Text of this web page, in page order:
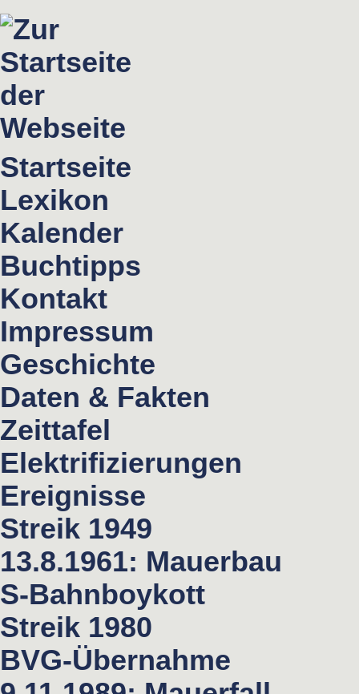
Startseite
Lexikon
Kalender
Buchtipps
Kontakt
Impressum
Geschichte
Daten & Fakten
Zeittafel
Elektrifizierungen
Ereignisse
Streik 1949
13.8.1961: Mauerbau
S-Bahnboykott
Streik 1980
BVG-Übernahme